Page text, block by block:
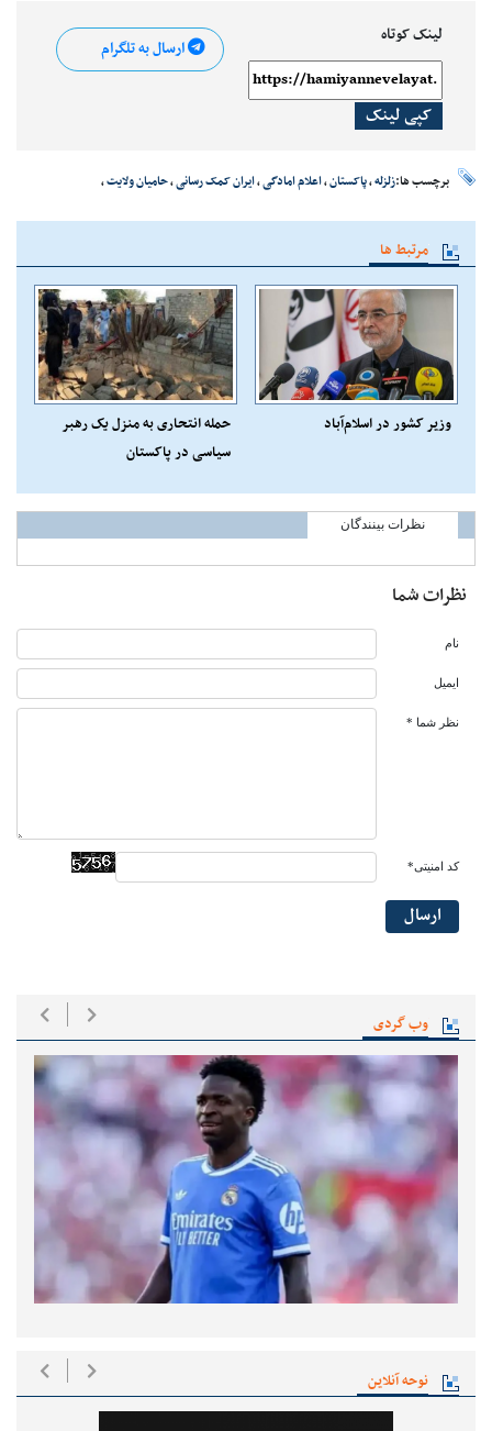
وب گردی
نوحه آنلاین
لینک کوتاه
کپی لینک
ارسال به تلگرام
برچسب ها:زلزله،پاکستان،اعلام امادگی،ایران کمک رسانی،حامیان ولایت،
مرتبط ها
وزیر کشور در اسلام‌آباد
حمله انتحاری به منزل یک رهبر
سیاسی در پاکستان
نظرات بینندگان
نظرات شما
نام
ایمیل
نظر شما *
کد امنیتی*
ارسال